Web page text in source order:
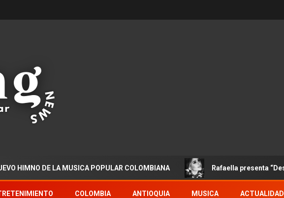
DE LA MUSICA POPULAR COLOMBIANA Rafaella presenta “Destino”
COLOMBIA ANTIOQUIA MUSICA ACTUALIDAD